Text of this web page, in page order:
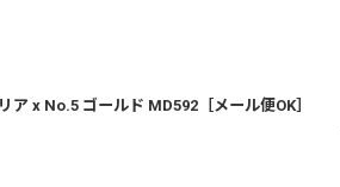
ア x No.5 ゴールド MD592［メール便OK］